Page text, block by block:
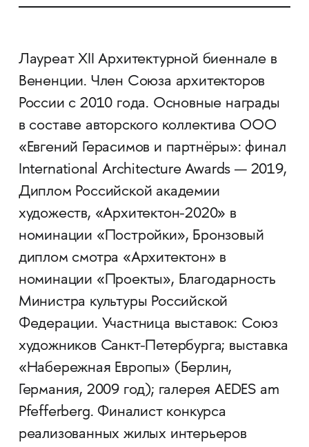
Лауреат XII Архитектурной биеннале в
Вененции. Член Союза архитекторов
России с 2010 года. Основные награды
в составе авторского коллектива ООО
«Евгений Герасимов и партнёры»: финал
International Architecture Awards — 2019,
Диплом Российской академии
художеств, «Архитектон-2020» в
номинации «Постройки», Бронзовый
диплом смотра «Архитектон» в
номинации «Проекты», Благодарность
Министра культуры Российской
Федерации. Участница выставок: Союз
художников Санкт-Петербурга; выставка
«Набережная Европы» (Берлин,
Германия, 2009 год); галерея AEDES am
Pfefferberg. Финалист конкурса
реализованных жилых интерьеров